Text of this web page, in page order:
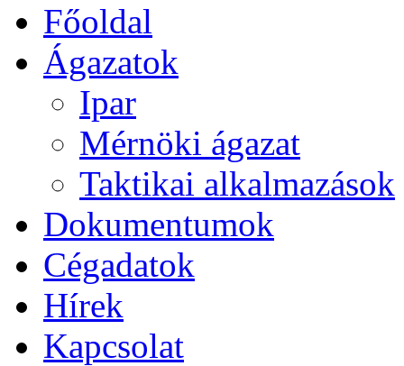
Főoldal
Ágazatok
Ipar
Mérnöki ágazat
Taktikai alkalmazások
Dokumentumok
Cégadatok
Hírek
Kapcsolat